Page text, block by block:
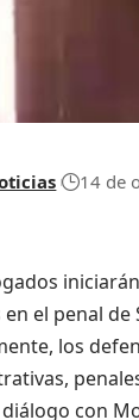
14 de
en el penal
los
diálogo con